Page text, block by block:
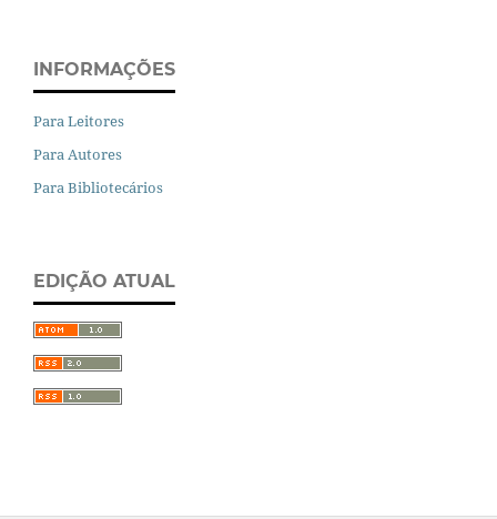
INFORMAÇÕES
Para Leitores
Para Autores
Para Bibliotecários
EDIÇÃO ATUAL